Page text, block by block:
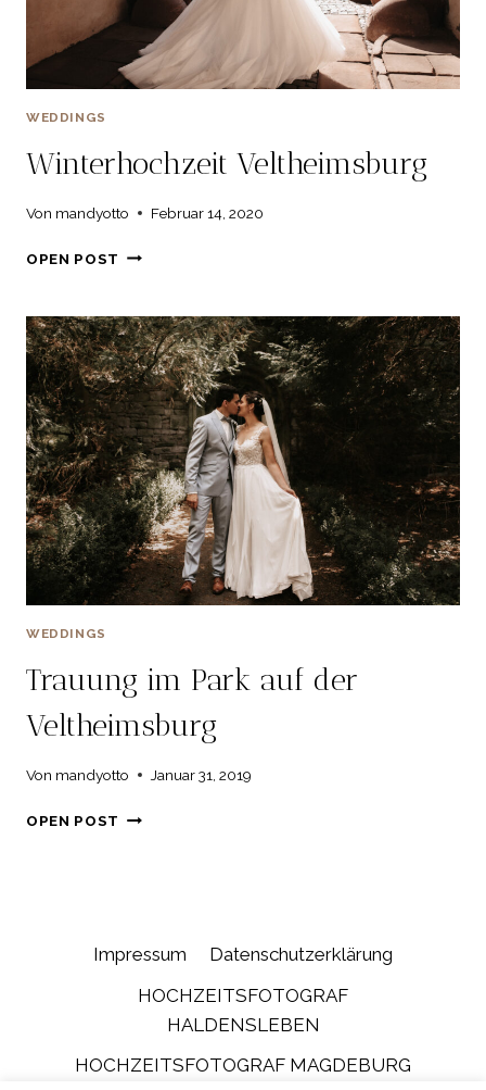
WEDDINGS
Winterhochzeit Veltheimsburg
Von mandyotto Februar 14, 2020
OPEN POST WINTERHOCHZEIT
WEDDINGS
Trauung im Park auf der
Veltheimsburg
Von mandyotto Januar 31, 2019
OPEN POST TRAUUNG
Impressum
Datenschutzerklärung
HOCHZEITSFOTOGRAF
HALDENSLEBEN
HOCHZEITSFOTOGRAF MAGDEBURG